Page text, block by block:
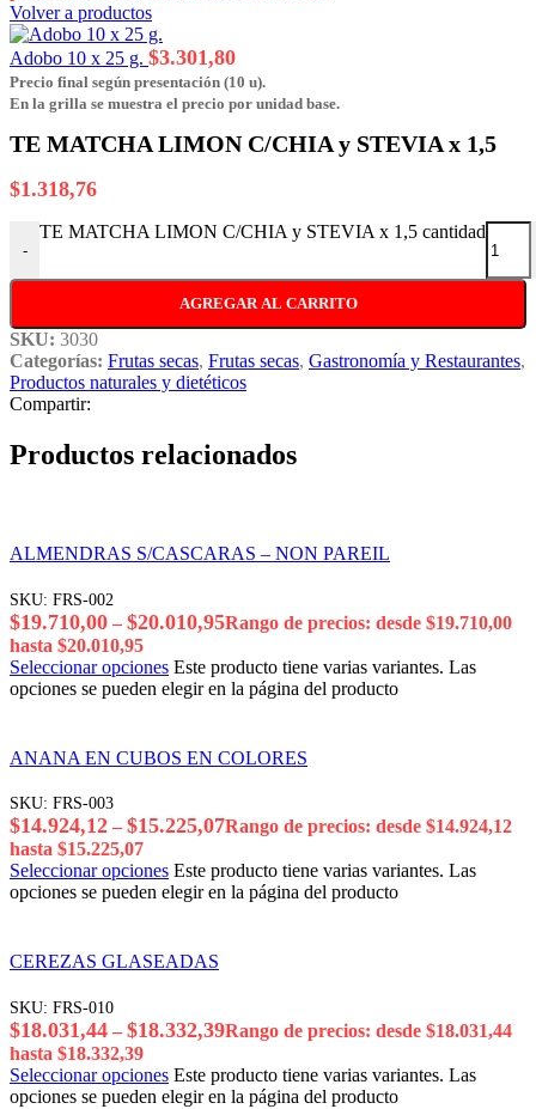
Volver a productos
Adobo 10 x 25 g. $3.301,80
Precio final según presentación (10 u).
En la grilla se muestra el precio por unidad base.
TE MATCHA LIMON C/CHIA y STEVIA x 1,5
$1.318,76
-
TE MATCHA LIMON C/CHIA y STEVIA x 1,5 cantidad
AGREGAR AL CARRITO
SKU: 3030
Categorías: Frutas secas, Frutas secas, Gastronomía y Restaurantes,
Productos naturales y dietéticos
Compartir:
Productos relacionados
ALMENDRAS S/CASCARAS – NON PAREIL
SKU: FRS-002
$19.710,00 – $20.010,95Rango de precios: desde $19.710,00
hasta $20.010,95
Seleccionar opciones Este producto tiene varias variantes. Las
opciones se pueden elegir en la página del producto
ANANA EN CUBOS EN COLORES
SKU: FRS-003
$14.924,12 – $15.225,07Rango de precios: desde $14.924,12
hasta $15.225,07
Seleccionar opciones Este producto tiene varias variantes. Las
opciones se pueden elegir en la página del producto
CEREZAS GLASEADAS
SKU: FRS-010
$18.031,44 – $18.332,39Rango de precios: desde $18.031,44
hasta $18.332,39
Seleccionar opciones Este producto tiene varias variantes. Las
opciones se pueden elegir en la página del producto